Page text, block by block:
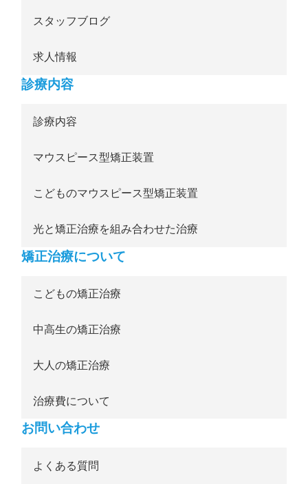
スタッフブログ
求人情報
診療内容
診療内容
マウスピース型矯正装置
こどものマウスピース型矯正装置
光と矯正治療を組み合わせた治療
矯正治療について
こどもの矯正治療
中高生の矯正治療
大人の矯正治療
治療費について
お問い合わせ
よくある質問